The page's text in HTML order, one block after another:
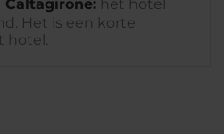
het hotel
Het is een korte
hotel.